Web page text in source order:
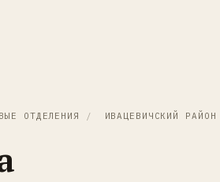
ОТДЕЛЕНИЯ / ИВАЦЕВИЧСКИЙ РАЙОН